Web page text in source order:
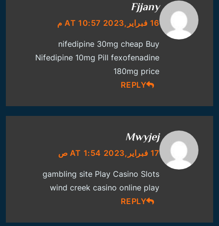
Fjjany
16 فبراير,2023 AT 10:57 م
nifedipine 30mg cheap Buy
Nifedipine 10mg Pill fexofenadine
180mg price
REPLY
Mwyjej
17 فبراير,2023 AT 1:54 ص
gambling site Play Casino Slots
wind creek casino online play
REPLY